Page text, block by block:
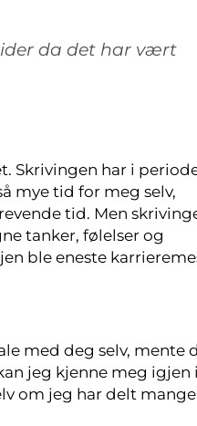
da det har vært
Skrivingen har i
mye tid for meg selv,
tid. Men
tanker, følelser og
ble eneste
med deg selv, mente
jeg kjenne meg igjen
om jeg har delt